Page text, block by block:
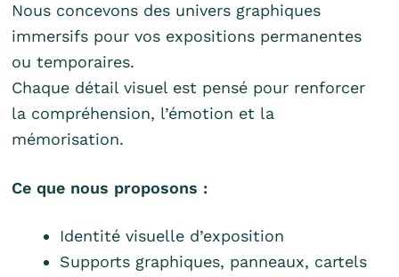
Nous concevons des univers graphiques
immersifs pour vos expositions permanentes
ou temporaires.
Chaque détail visuel est pensé pour renforcer
la compréhension, l’émotion et la
mémorisation.
Ce que nous proposons :
Identité visuelle d’exposition
Supports graphiques, panneaux, cartels